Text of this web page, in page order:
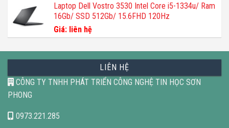
Laptop Dell Vostro 3530 Intel Core i5-1334u/ Ram
16Gb/ SSD 512Gb/ 15.6FHD 120Hz
Giá: liên hệ
LIÊN HỆ
CÔNG TY TNHH PHÁT TRIỂN CÔNG NGHỆ TIN HỌC SƠN
PHONG
0973.221.285